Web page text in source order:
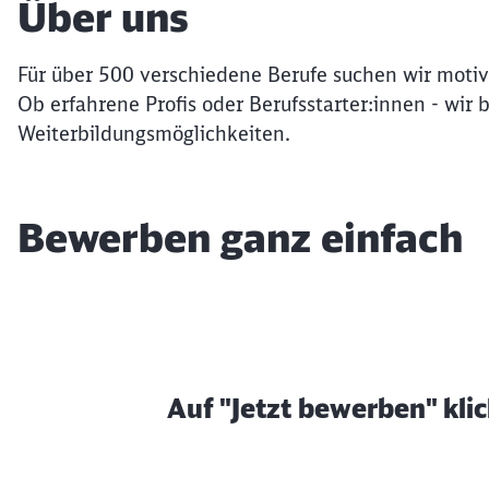
Über uns
Für über 500 verschiedene Berufe suchen wir
Ob erfahrene Profis oder Berufsstarter:innen - wir
Weiterbildungsmöglichkeiten.
Bewerben ganz einfach
Auf "Jetzt bewerben"